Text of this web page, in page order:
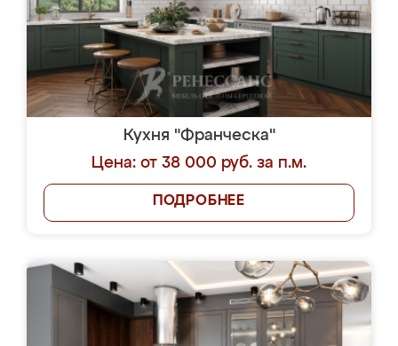
Кухня "Франческа"
Цена: от 38 000 руб. за п.м.
ПОДРОБНЕЕ